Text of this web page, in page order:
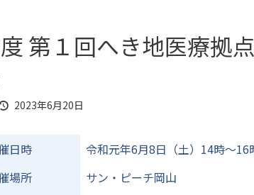
第１回へき地医療拠
最
新
時
2023年6月20日
日時
令和元年6月8日（土）14時～16
場所
サン・ピーチ岡山